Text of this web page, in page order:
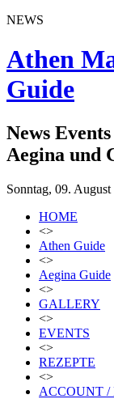
NEWS
Athen
Guide
News
Aegina und
Sonntag, 09. August
HOME
<>
Athen Guide
<>
Aegina Guide
<>
GALLERY
<>
EVENTS
<>
REZEPTE
<>
ACCOUNT /